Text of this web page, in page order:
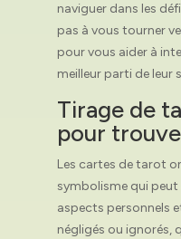
naviguer dans les
pas à vous tourner
pour vous aider à
meilleur parti de leur
Tirage de
pour
Les cartes de tarot
symbolisme qui peut
aspects personnels
négligés ou ignorés,